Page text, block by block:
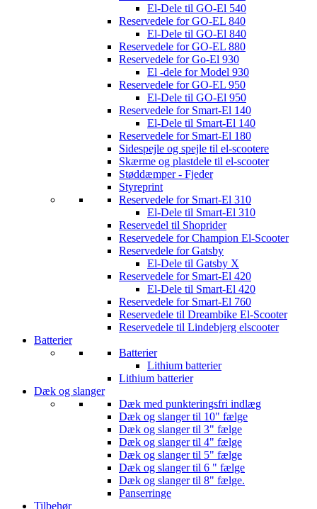
El-Dele til GO-El 540
Reservedele for GO-EL 840
El-Dele til GO-El 840
Reservedele for GO-EL 880
Reservedele for Go-El 930
El -dele for Model 930
Reservedele for GO-EL 950
El-Dele til GO-El 950
Reservedele for Smart-El 140
El-Dele til Smart-El 140
Reservedele for Smart-El 180
Sidespejle og spejle til el-scootere
Skærme og plastdele til el-scooter
Støddæmper - Fjeder
Styreprint
Reservedele for Smart-El 310
El-Dele til Smart-El 310
Reservedel til Shoprider
Reservedele for Champion El-Scooter
Reservedele for Gatsby
El-Dele til Gatsby X
Reservedele for Smart-El 420
El-Dele til Smart-El 420
Reservedele for Smart-El 760
Reservedele til Dreambike El-Scooter
Reservedele til Lindebjerg elscooter
Batterier
Batterier
Lithium batterier
Lithium batterier
Dæk og slanger
Dæk med punkteringsfri indlæg
Dæk og slanger til 10" fælge
Dæk og slanger til 3" fælge
Dæk og slanger til 4" fælge
Dæk og slanger til 5" fælge
Dæk og slanger til 6 " fælge
Dæk og slanger til 8" fælge.
Panserringe
Tilbehør